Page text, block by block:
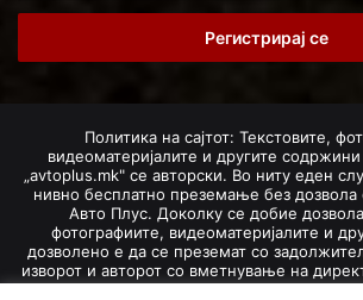
Email
Политика на сајтот: Текстовите,
видеоматеријалите и другите содржини
„avtoplus.mk" се авторски. Во ниту еден
нивно бесплатно преземање без дозвола
Авто Плус. Доколку се добие
фотографиите, видеоматеријалите и
дозволено е да се преземат со
изворот и авторот со вметнување на
(линк) до оригиналната содржина на